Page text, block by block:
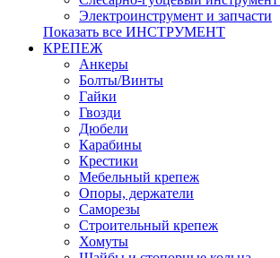
Электроинструмент и запчасти
Показать все ИНСТРУМЕНТ
КРЕПЕЖ
Анкеры
Болты/Винты
Гайки
Гвозди
Дюбели
Карабины
Крестики
Мебельный крепеж
Опоры, держатели
Саморезы
Строительный крепеж
Хомуты